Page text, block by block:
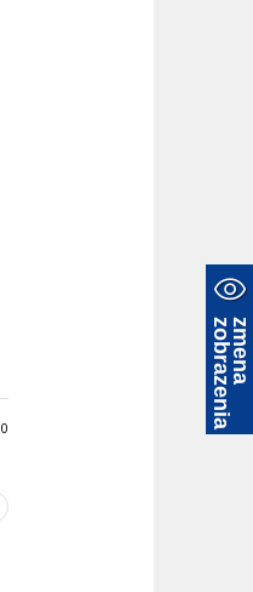
0
z
m
e
n
a
z
o
b
r
a
z
e
n
i
a